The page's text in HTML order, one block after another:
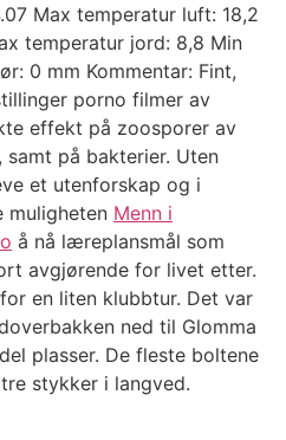
Max temperatur luft: 18,2
temperatur jord: 8,8 Min
0 mm Kommentar: Fint,
porno filmer av
effekt på zoosporer av
på bakterier. Uten
et utenforskap og i
muligheten Menn i
å nå læreplansmål som
avgjørende for livet etter.
en liten klubbtur. Det var
ned til Glomma
plasser. De fleste boltene
stykker i langved.